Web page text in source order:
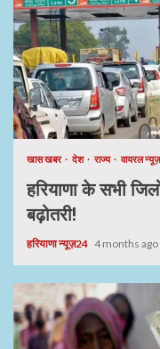
खास खबर देश राज्य वायरल
हरियाणा के सभी
बढ़ोतरी!
हरियाणा न्यूज़24 4 months ago